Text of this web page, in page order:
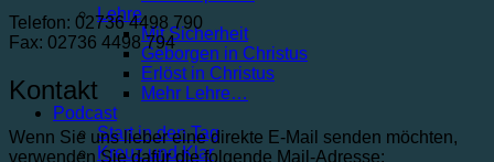
Lehre
Mit Sicherheit
Geborgen in Christus
Erlöst in Christus
Mehr Lehre…
Podcast
Start in den Tag
Kreuz und Klar
Telefon: 02736 4498 790
Fax: 02736 4498 794
Kontakt
Wenn Sie uns lieber eine direkte E-Mail senden möchten,
verwenden Sie dafür die folgende Mail-Adresse: